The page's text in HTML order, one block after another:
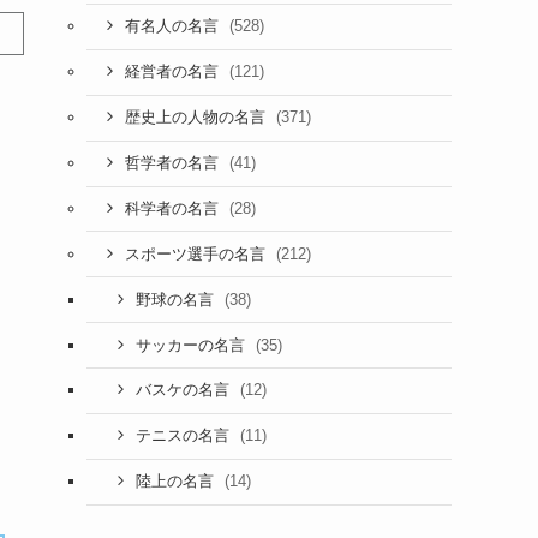
有名人の名言 (528)
経営者の名言 (121)
歴史上の人物の名言 (371)
哲学者の名言 (41)
科学者の名言 (28)
スポーツ選手の名言 (212)
野球の名言 (38)
サッカーの名言 (35)
バスケの名言 (12)
テニスの名言 (11)
陸上の名言 (14)